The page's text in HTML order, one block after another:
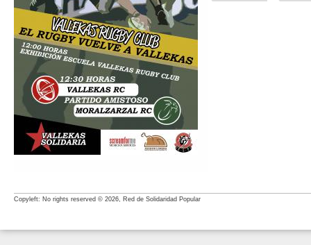
Copyleft: No rights reserved © 2026, Red de Solidaridad Popular